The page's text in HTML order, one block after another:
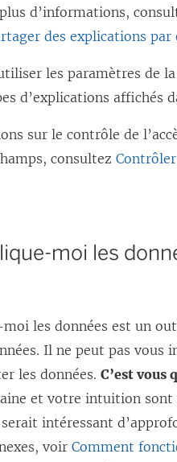
d’informations,
des explications
les paramètres de
d’explications affichés
sur le contrôle de
consultez
moi les
les données est un
Il ne peut pas vous
les données.C’est vous
et votre intuition
intéressant
voirComment